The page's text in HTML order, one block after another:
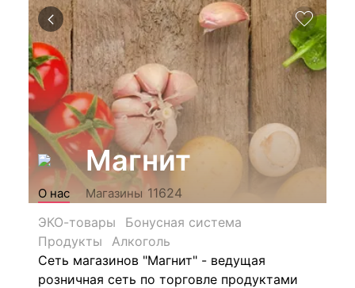
Магнит
О нас Магазины 11624
ЭКО-товары
Бонусная система
Продукты
Алкоголь
Сеть магазинов "Магнит" - ведущая
розничная сеть по торговле продуктами